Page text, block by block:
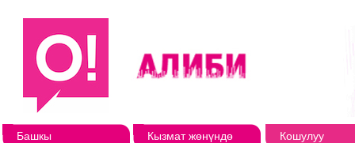
Башкы Кызмат жөнүндө Кошулуу